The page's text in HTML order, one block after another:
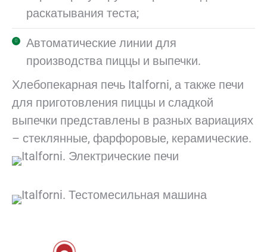
раскатывания теста;
Автоматические линии для
производства пиццы и выпечки.
Хлебопекарная печь Italforni, а также печи
для приготовления пиццы и сладкой
выпечки представлены в разных вариациях
– стеклянные, фарфоровые, керамические.